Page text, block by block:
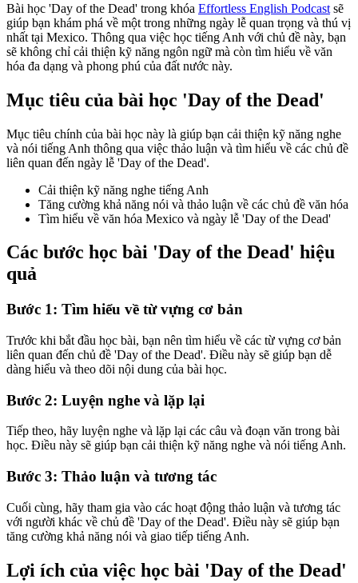
Bài học 'Day of the Dead' trong khóa Effortless English Podcast sẽ
giúp bạn khám phá về một trong những ngày lễ quan trọng và thú vị
nhất tại Mexico. Thông qua việc học tiếng Anh với chủ đề này, bạn
sẽ không chỉ cải thiện kỹ năng ngôn ngữ mà còn tìm hiểu về văn
hóa đa dạng và phong phú của đất nước này.
Mục tiêu của bài học 'Day of the Dead'
Mục tiêu chính của bài học này là giúp bạn cải thiện kỹ năng nghe
và nói tiếng Anh thông qua việc thảo luận và tìm hiểu về các chủ đề
liên quan đến ngày lễ 'Day of the Dead'.
Cải thiện kỹ năng nghe tiếng Anh
Tăng cường khả năng nói và thảo luận về các chủ đề văn hóa
Tìm hiểu về văn hóa Mexico và ngày lễ 'Day of the Dead'
Các bước học bài 'Day of the Dead' hiệu
quả
Bước 1: Tìm hiểu về từ vựng cơ bản
Trước khi bắt đầu học bài, bạn nên tìm hiểu về các từ vựng cơ bản
liên quan đến chủ đề 'Day of the Dead'. Điều này sẽ giúp bạn dễ
dàng hiểu và theo dõi nội dung của bài học.
Bước 2: Luyện nghe và lặp lại
Tiếp theo, hãy luyện nghe và lặp lại các câu và đoạn văn trong bài
học. Điều này sẽ giúp bạn cải thiện kỹ năng nghe và nói tiếng Anh.
Bước 3: Thảo luận và tương tác
Cuối cùng, hãy tham gia vào các hoạt động thảo luận và tương tác
với người khác về chủ đề 'Day of the Dead'. Điều này sẽ giúp bạn
tăng cường khả năng nói và giao tiếp tiếng Anh.
Lợi ích của việc học bài 'Day of the Dead'